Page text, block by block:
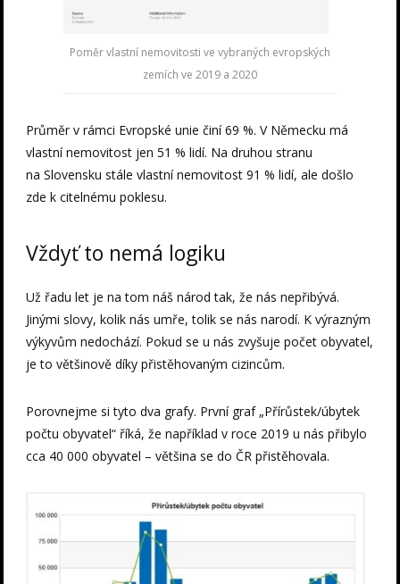
Poměr vlastní nemovitosti ve vybraných evropských
zemích ve 2019 a 2020
Průměr v rámci Evropské unie činí 69 %. V Německu má
vlastní nemovitost jen 51 % lidí. Na druhou stranu
na Slovensku stále vlastní nemovitost 91 % lidí, ale došlo
zde k citelnému poklesu.
Vždyť to nemá logiku
Už řadu let je na tom náš národ tak, že nás nepřibývá.
Jinými slovy, kolik nás umře, tolik se nás narodí. K výrazným
výkyvům nedochází. Pokud se u nás zvyšuje počet obyvatel,
je to většinově díky přistěhovaným cizincům.
Porovnejme si tyto dva grafy. První graf „Přírůstek/úbytek
počtu obyvatel“ říká, že například v roce 2019 u nás přibylo
cca 40 000 obyvatel – většina se do ČR přistěhovala.